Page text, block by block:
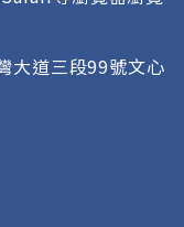
大道三段99號文心